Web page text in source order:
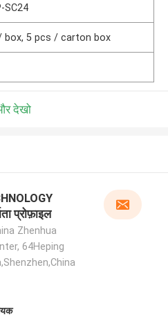
SC24
box, 5 pcs / carton box
देखो
प्रोफ़ाइल
Zhenhua
64Heping